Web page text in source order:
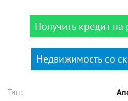
Получить кредит на
Недвижимость со
Тип: